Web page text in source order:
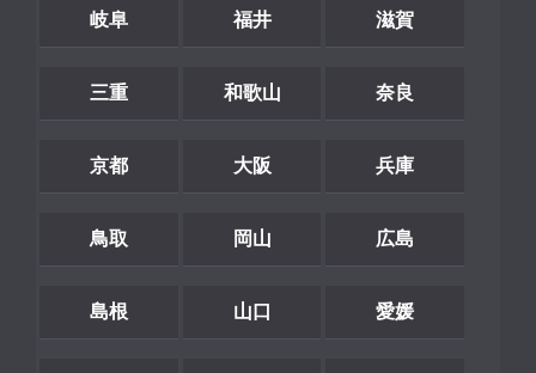
岐阜 福井 滋賀
三重 和歌山 奈良
京都 大阪 兵庫
鳥取 岡山 広島
島根 山口 愛媛